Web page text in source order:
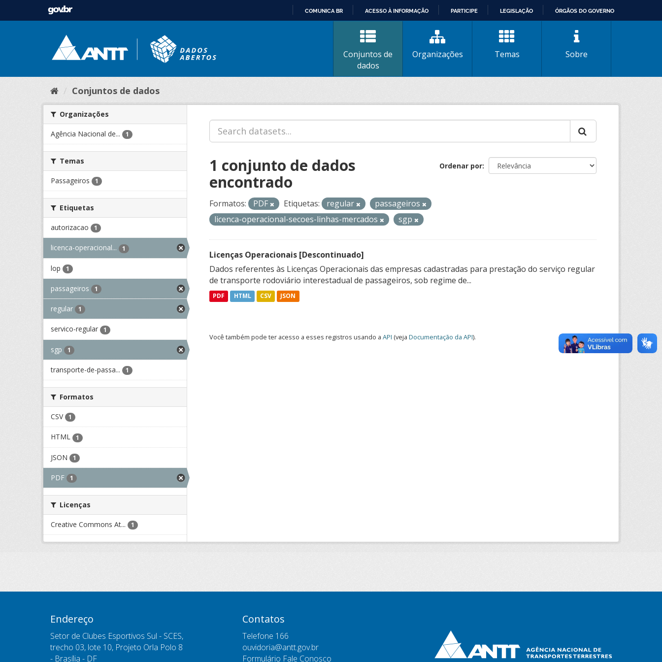
CONTEÚDO
COMUNICA BR ACESSO À INFORMAÇÃO PARTICIPE LEGISLAÇÃO ÓRGÃOS DO GOVERNO
Conjuntos de
dados
Organizações Temas Sobre
Conjuntos de dados
Organizações
Agência Nacional de... 1
Temas
Passageiros 1
Etiquetas
autorizacao 1
licenca-operacional... 1
lop 1
passageiros 1
regular 1
servico-regular 1
sgp 1
transporte-de-passa... 1
Formatos
CSV 1
HTML 1
JSON 1
PDF 1
Licenças
Creative Commons At... 1
Ordenar por
1 conjunto de dados
encontrado
Formatos: PDF Etiquetas: regular
passageiros
licenca-operacional-secoes-linhas-mercados
sgp
Licenças Operacionais [Descontinuado]
Dados referentes às Licenças Operacionais das empresas cadastradas para prestação do serviço regular
de transporte rodoviário interestadual de passageiros, sob regime de...
PDF HTML CSV JSON
Você também pode ter acesso a esses registros usando a API (veja Documentação da API).
Endereço
Setor de Clubes Esportivos Sul - SCES,
trecho 03, lote 10, Projeto Orla Polo 8
- Brasília - DF
Contatos
Telefone 166
ouvidoria@antt.gov.br
Formulário Fale Conosco